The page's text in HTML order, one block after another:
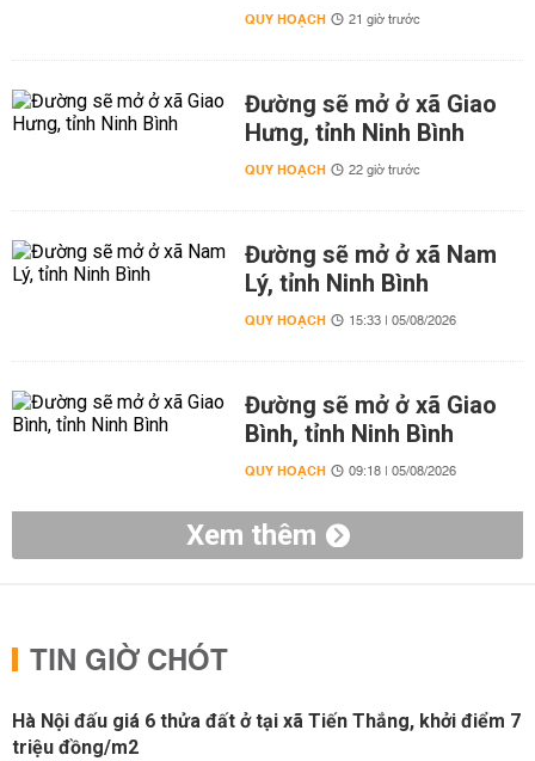
QUY HOẠCH 21 giờ trước
Đường sẽ mở ở xã Giao
Hưng, tỉnh Ninh Bình
QUY HOẠCH 22 giờ trước
Đường sẽ mở ở xã Nam
Lý, tỉnh Ninh Bình
QUY HOẠCH 15:33 | 05/08/2026
Đường sẽ mở ở xã Giao
Bình, tỉnh Ninh Bình
QUY HOẠCH 09:18 | 05/08/2026
Xem thêm
TIN GIỜ CHÓT
Hà Nội đấu giá 6 thửa đất ở tại xã Tiến Thắng, khởi điểm 7
triệu đồng/m2